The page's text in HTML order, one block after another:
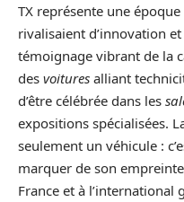
TX représente une
rivalisaient d’innovation
témoignage vibrant de la
des voitures alliant
d’être célébrée dans les
expositions spécialisées.
seulement un véhicule :
marquer de son
France et à l’international